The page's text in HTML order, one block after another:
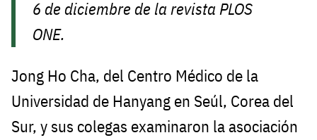
6 de diciembre de la revistaPLOS
ONE.
Jong Ho Cha, del Centro Médico de la
Universidad de Hanyang en Seúl, Corea del
Sur, y sus colegas examinaron la asociación